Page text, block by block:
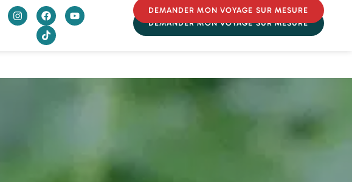
DEMANDER MON VOYAGE SUR MESURE
DEMANDER MON VOYAGE SUR MESURE